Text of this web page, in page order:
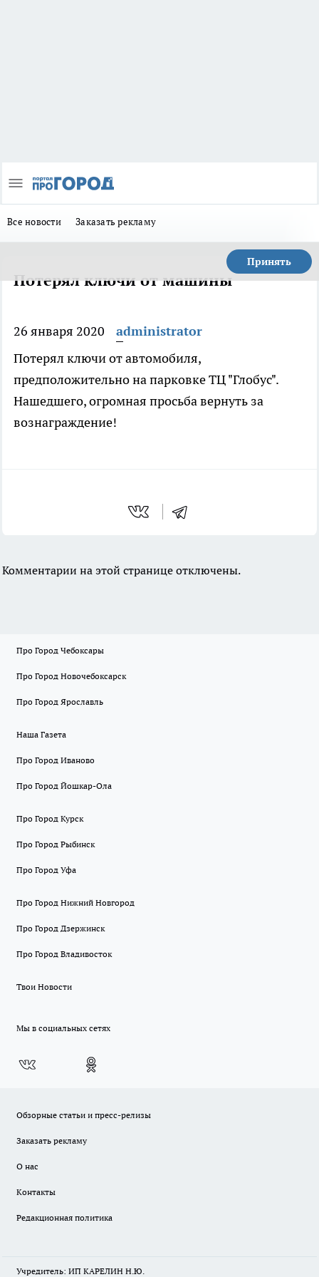
Все новости Заказать рекламу
Принять
Потерял ключи от машины
26 января 2020
administrator
Потерял ключи от автомобиля,
предположительно на парковке ТЦ "Глобус".
Нашедшего, огромная просьба вернуть за
вознаграждение!
Комментарии на этой странице отключены.
Про Город Чебоксары
Про Город Новочебоксарск
Про Город Ярославль
Наша Газета
Про Город Иваново
Про Город Йошкар-Ола
Про Город Курск
Про Город Рыбинск
Про Город Уфа
Про Город Нижний Новгород
Про Город Дзержинск
Про Город Владивосток
Твои Новости
Мы в социальных сетях
Обзорные статьи и пресс-релизы
Заказать рекламу
О нас
Контакты
Редакционная политика
Учредитель: ИП КАРЕЛИН Н.Ю.